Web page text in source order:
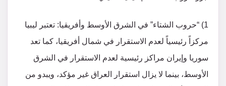
1) “حروب الشتاء” في الشرق الأوسط وأفريقيا: تعتبر ليبيا
مركزاً رئيسياً لعدم الاستقرار في شمال أفريقيا، كما تعد
سوريا وإيران مراكز رئيسية لعدم الاستقرار في الشرق
الأوسط، بينما لا يزال استقرار العراق غير مؤكد، ويبدو من